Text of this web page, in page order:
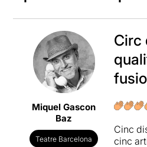
Miquel Gascon
Baz
Teatre Barcelona
Circ
Cinc
cinc